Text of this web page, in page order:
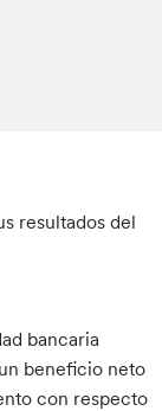
resultados del
bancaria
beneficio neto
con respecto